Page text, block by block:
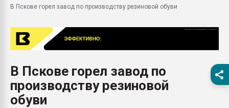
28.07.2026
пластмасс
28.07.2026
В Пскове горел завод по производству резиновой обуви
В Пскове горел завод по
производству резиновой
обуви